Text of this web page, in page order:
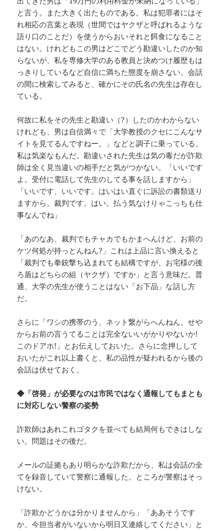
と言う。また大きく出たものである。私は犯罪者にはそ
れ相応の言葉と表現（世間ではヤクザと呼ばれるような
語り口のことだ）を使うからおいそれと餌食になること
はない。けれどもこの男はどこでどう勘違いしたのか知
らないが、私を専修大学のある教員と決めつけ履歴もは
っきりしているなど自信に満ちた態度を崩さない。会話
の間に検索してみると、確かにその氏名の先生は存在し
ている。
何故に私をその先生と勘違い（?）したのかわからない
けれども、男は自信満々で「大学教授のクセにこんなサ
イトを見てるんですねー。」などと調子に乗っている。
私は気楽なもんだ。勘違いされた先生は気の毒だが詐欺
師は全く見当違いの相手だと気がつかない。「いいです
よ。受付に電話して先生のしてる事を話しますから」
「いいです、いいです。はいはい直ぐに訴訟の書類送り
ますから。裁判です。はい。払う気なけりゃこっちも仕
事なんでね」
「あのなあ、裁判でもチャカでもかまへんけど、お前の
ケツ何処が持っとんねん?」これは上品に言い換えると
「裁判でも拳銃撃ち込まれても結構ですが、お宅様の後
ろ盾はどちらの組（ヤクザ）ですか」と言う意味だ。普
通、大学の先生が使うことはない「お下品」な話し方
だ。
さらに「ワシの携帯のう、ネット繋がらへんねん。せや
からお前の言うてることは完全ないいがかりやないか!
このドアホ!」とお伝えしておいた。さらに念押しして
おいたがこれ以上書くと、私の品性が疑われるから後の
会話は伏せておく。
◆「啓発」が必要なのは市民ではなく通報してもまとも
に対応しない警察の姿勢
詐欺師はあれこれゴタクを並べても結局何もできはしな
い。問題はその後だ。
メールの証拠もあり明らかな詐欺だから、私は会話の全
てを録音していて警察に通報した。ところが警察はそっ
けない。
「詐欺かどうかは分かりませんから」「ああそうです
か、今担当者がいないから明日又連絡してください」と